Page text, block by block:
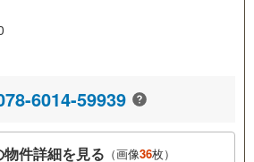
6014-59939
物件詳細を見る （画像36枚）